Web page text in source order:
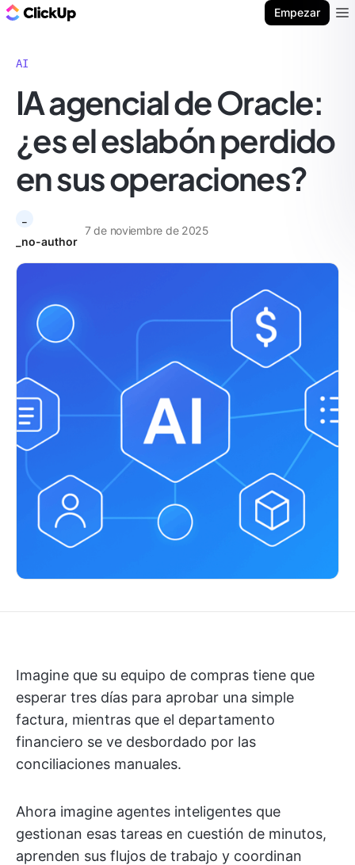
Empezar
AI
IA agencial de Oracle:
¿es el eslabón perdido
en sus operaciones?
_no-author
7 de noviembre de 2025
Imagine que su equipo de compras tiene que
esperar tres días para aprobar una simple
factura, mientras que el departamento
financiero se ve desbordado por las
conciliaciones manuales.
Ahora imagine agentes inteligentes que
gestionan esas tareas en cuestión de minutos,
aprenden sus flujos de trabajo y coordinan